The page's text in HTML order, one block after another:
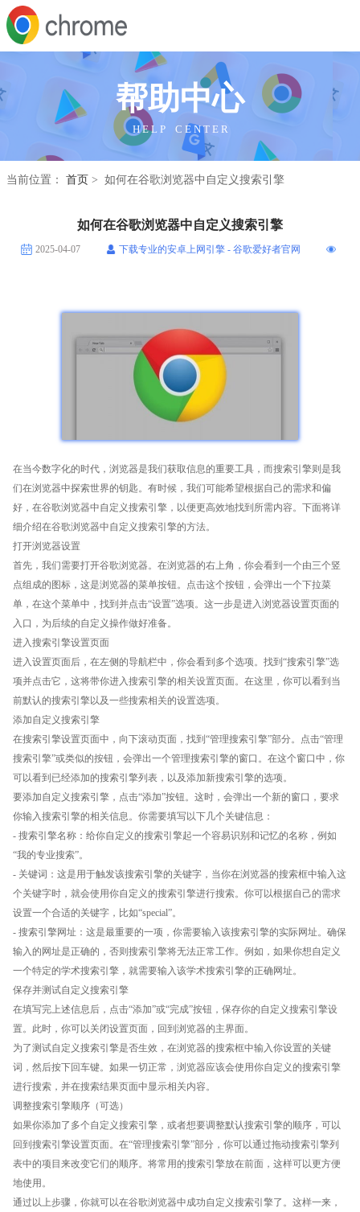
帮助中心
H E L P C E N T E R
当前位置： 首页 > 如何在谷歌浏览器中自定义搜索引擎
如何在谷歌浏览器中自定义搜索引擎
2025-04-07 下载专业的安卓上网引擎 - 谷歌爱好者官网
在当今数字化的时代，浏览器是我们获取信息的重要工具，而搜索引擎则是我
们在浏览器中探索世界的钥匙。有时候，我们可能希望根据自己的需求和偏
好，在谷歌浏览器中自定义搜索引擎，以便更高效地找到所需内容。下面将详
细介绍在谷歌浏览器中自定义搜索引擎的方法。
打开浏览器设置
首先，我们需要打开谷歌浏览器。在浏览器的右上角，你会看到一个由三个竖
点组成的图标，这是浏览器的菜单按钮。点击这个按钮，会弹出一个下拉菜
单，在这个菜单中，找到并点击“设置”选项。这一步是进入浏览器设置页面的
入口，为后续的自定义操作做好准备。
进入搜索引擎设置页面
进入设置页面后，在左侧的导航栏中，你会看到多个选项。找到“搜索引擎”选
项并点击它，这将带你进入搜索引擎的相关设置页面。在这里，你可以看到当
前默认的搜索引擎以及一些搜索相关的设置选项。
添加自定义搜索引擎
在搜索引擎设置页面中，向下滚动页面，找到“管理搜索引擎”部分。点击“管理
搜索引擎”或类似的按钮，会弹出一个管理搜索引擎的窗口。在这个窗口中，你
可以看到已经添加的搜索引擎列表，以及添加新搜索引擎的选项。
要添加自定义搜索引擎，点击“添加”按钮。这时，会弹出一个新的窗口，要求
你输入搜索引擎的相关信息。你需要填写以下几个关键信息：
- 搜索引擎名称：给你自定义的搜索引擎起一个容易识别和记忆的名称，例如
“我的专业搜索”。
- 关键词：这是用于触发该搜索引擎的关键字，当你在浏览器的搜索框中输入这
个关键字时，就会使用你自定义的搜索引擎进行搜索。你可以根据自己的需求
设置一个合适的关键字，比如“special”。
- 搜索引擎网址：这是最重要的一项，你需要输入该搜索引擎的实际网址。确保
输入的网址是正确的，否则搜索引擎将无法正常工作。例如，如果你想自定义
一个特定的学术搜索引擎，就需要输入该学术搜索引擎的正确网址。
保存并测试自定义搜索引擎
在填写完上述信息后，点击“添加”或“完成”按钮，保存你的自定义搜索引擎设
置。此时，你可以关闭设置页面，回到浏览器的主界面。
为了测试自定义搜索引擎是否生效，在浏览器的搜索框中输入你设置的关键
词，然后按下回车键。如果一切正常，浏览器应该会使用你自定义的搜索引擎
进行搜索，并在搜索结果页面中显示相关内容。
调整搜索引擎顺序（可选）
如果你添加了多个自定义搜索引擎，或者想要调整默认搜索引擎的顺序，可以
回到搜索引擎设置页面。在“管理搜索引擎”部分，你可以通过拖动搜索引擎列
表中的项目来改变它们的顺序。将常用的搜索引擎放在前面，这样可以更方便
地使用。
通过以上步骤，你就可以在谷歌浏览器中成功自定义搜索引擎了。这样一来，